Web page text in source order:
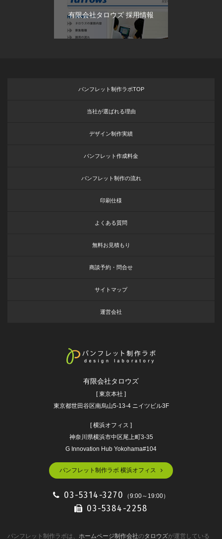
有限会社タロウズ 採用情報
パンフレット制作ラボTOP
当社が選ばれる理由
デザイン制作実績
パンフレット作成料金
パンフレット制作の流れ
印刷仕様
よくある質問
無料お見積もり
商談予約・問合せ
サイトマップ
運営会社
有限会社タロウズ
[ 東京本社 ]
東京都世田谷区南烏山5-13-4 ニイツビル3F
[ 横浜オフィス ]
神奈川県横浜市中区尾上町3-35
G Innovation Hub Yokohama#104
パンフレット制作ラボ 横浜オフィス
03-5314-3270 （9:00～19:00）
03-5384-2258
パンフレット制作ラボは、 ホームページ制作会社のタロウズが運営している